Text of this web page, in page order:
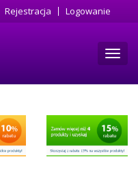
Rejestracja Logowanie